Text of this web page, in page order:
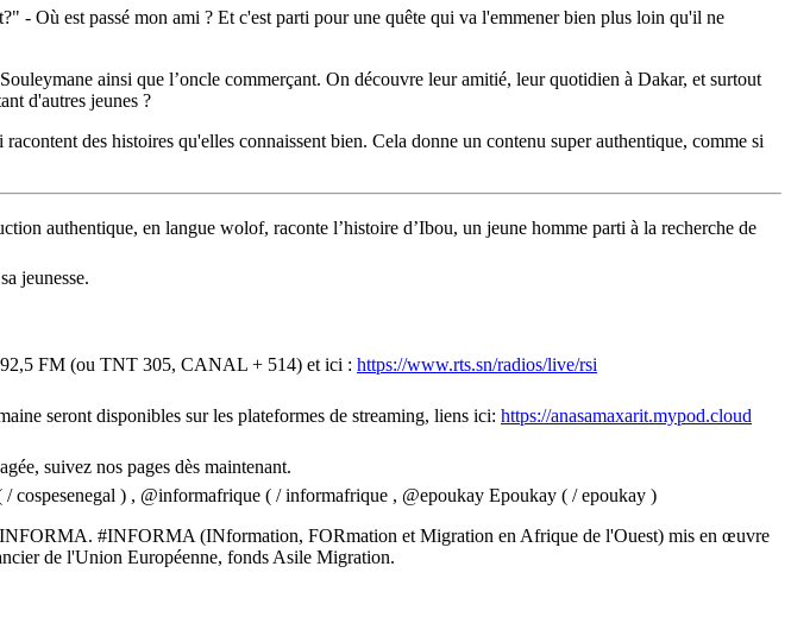
- Où est passé mon ami ? Et c'est parti pour une quête qui va l'emmener bien plus loin qu'il ne
ainsi que l’oncle commerçant. On découvre leur amitié, leur quotidien à Dakar, et surtout
d'autres jeunes ?
des histoires qu'elles connaissent bien. Cela donne un contenu super authentique, comme si
authentique, en langue wolof, raconte l’histoire d’Ibou, un jeune homme parti à la recherche de
jeunesse.
92,5 FM (ou TNT 305, CANAL + 514) et ici : https://www.rts.sn/radios/live/rsi
seront disponibles sur les plateformes de streaming, liens ici: https://anasamaxarit.mypod.cloud
suivez nos pages dès maintenant.
) , @informafrique ( / informafrique , @epoukay Epoukay ( / epoukay )
INFORMA. #INFORMA (INformation, FORmation et Migration en Afrique de l'Ouest) mis en œuvre
de l'Union Européenne, fonds Asile Migration.